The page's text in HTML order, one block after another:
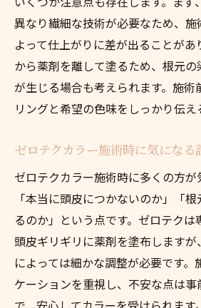
異なり繊細な技術が必要なため、
よって仕上がりに差が出ることがあ
から薬剤を離して塗るため、根元
が生じる場合も考えられます。施術
リングと希望の色味をしっかり伝え
ゼロテクカラー施術時に気になる
ゼロテクカラー施術時に多くの方が
「本当に頭皮につかないのか」「
るのか」という点です。ゼロテク
頭皮ギリギリに薬剤を塗布します
によっては細かな調整が必要です。
ケーションを重視し、不安な点は事